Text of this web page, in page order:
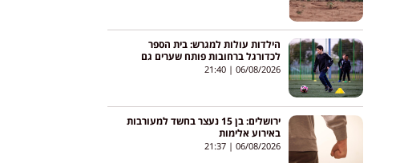
הילדות עולות למגרש: בית הספר
לכדורגל ברחובות פותח שערים גם
לבנות
06/08/2026
21:40
ירושלים: בן 15 נעצר בחשד למעורבות
באירוע אלימות
06/08/2026
21:37